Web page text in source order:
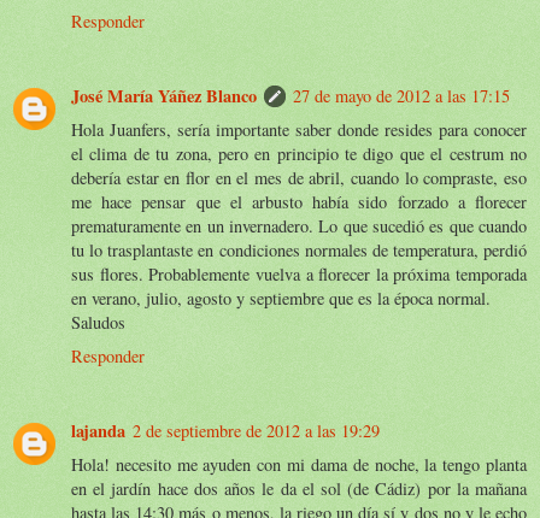
Responder
José María Yáñez Blanco
27 de mayo de 2012 a las 17:15
Hola Juanfers, sería importante saber donde resides para conocer
el clima de tu zona, pero en principio te digo que el cestrum no
debería estar en flor en el mes de abril, cuando lo compraste, eso
me hace pensar que el arbusto había sido forzado a florecer
prematuramente en un invernadero. Lo que sucedió es que cuando
tu lo trasplantaste en condiciones normales de temperatura, perdió
sus flores. Probablemente vuelva a florecer la próxima temporada
en verano, julio, agosto y septiembre que es la época normal.
Saludos
Responder
lajanda 2 de septiembre de 2012 a las 19:29
Hola! necesito me ayuden con mi dama de noche, la tengo planta
en el jardín hace dos años le da el sol (de Cádiz) por la mañana
hasta las 14:30 más o menos, la riego un día sí y dos no y le echo